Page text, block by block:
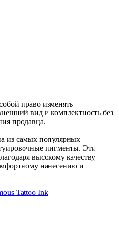
право изменять
вид и комплектность без
продавца.
из самых популярных
пигменты. Эти
высокому качеству,
нанесению и
Tattoo Ink